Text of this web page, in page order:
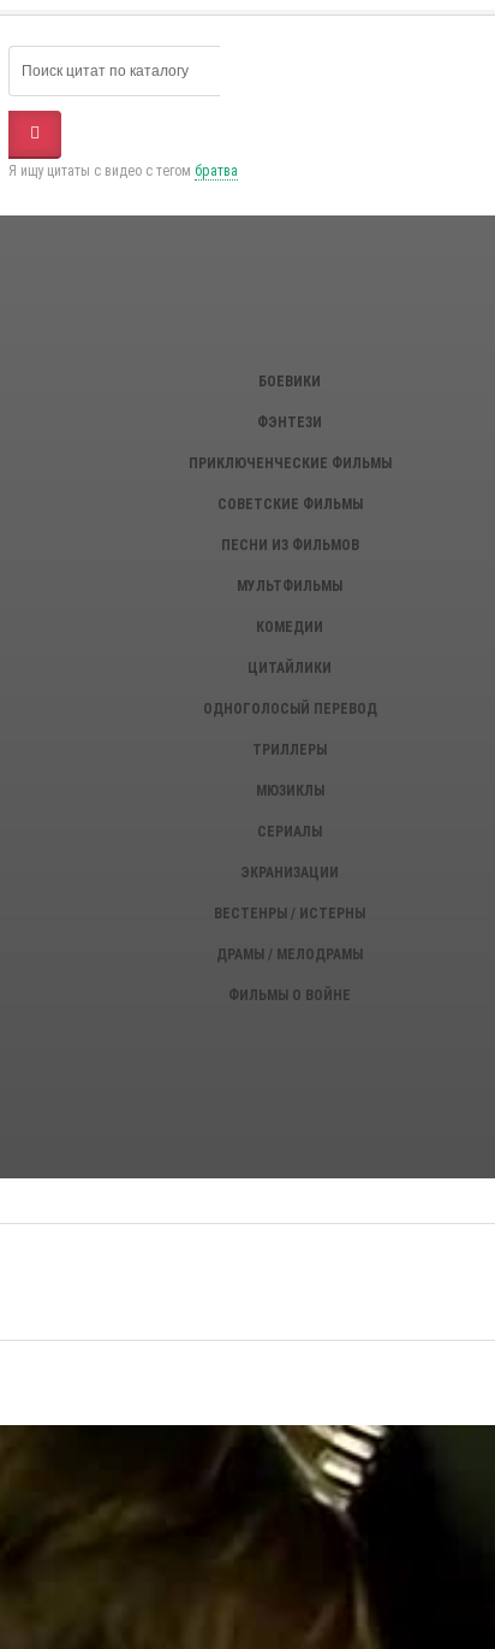
Я ищу цитаты с видео с тегом братва
БОЕВИКИ
ФЭНТЕЗИ
ПРИКЛЮЧЕНЧЕСКИЕ ФИЛЬМЫ
СОВЕТСКИЕ ФИЛЬМЫ
ПЕСНИ ИЗ ФИЛЬМОВ
МУЛЬТФИЛЬМЫ
КОМЕДИИ
ЦИТАЙЛИКИ
ОДНОГОЛОСЫЙ ПЕРЕВОД
ТРИЛЛЕРЫ
МЮЗИКЛЫ
СЕРИАЛЫ
ЭКРАНИЗАЦИИ
ВЕСТЕНРЫ / ИСТЕРНЫ
ДРАМЫ / МЕЛОДРАМЫ
ФИЛЬМЫ О ВОЙНЕ